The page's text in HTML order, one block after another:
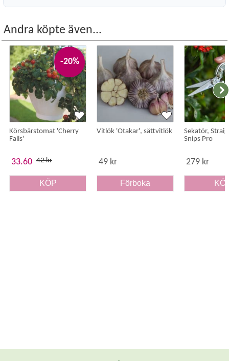
Andra köpte även...
-20%
Körsbärstomat 'Cherry
Falls'
33.60 42 kr
KÖP
Vitlök 'Otakar', sättvitlök
49 kr
Förboka
Sekatör,
Snips Pro
279 kr